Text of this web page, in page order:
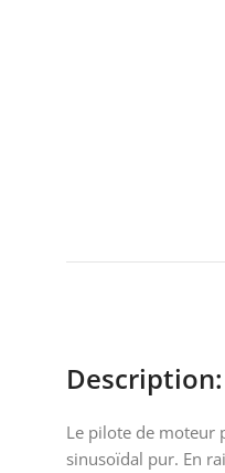
Description:
Le pilote de moteur
sinusoïdal pur. En